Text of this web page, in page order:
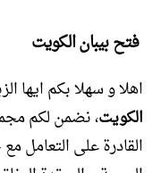
فتح بيبان الكويت
اهلا و سهلا بكم ايها
الكويت، نضمن لكم
القادرة على التعامل